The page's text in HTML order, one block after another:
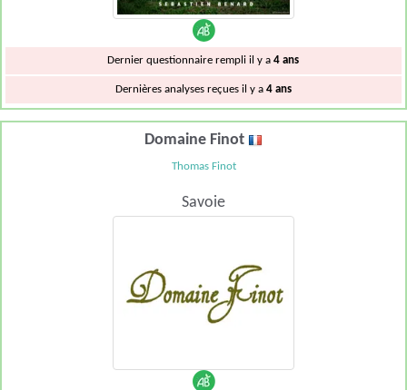
Dernier questionnaire rempli il y a4 ans
Dernières analyses reçues il y a 4 ans
Domaine Finot
Thomas Finot
Savoie